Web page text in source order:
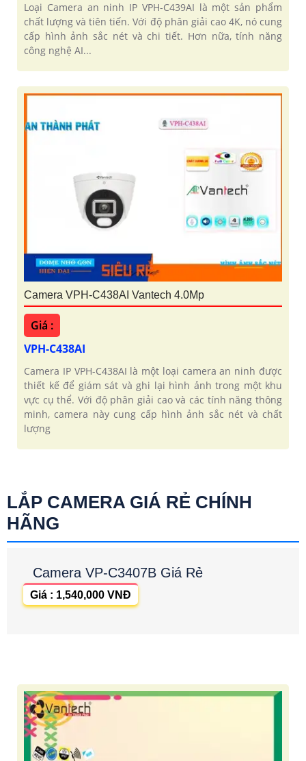
Loại Camera an ninh IP VPH-C439AI là một sản phẩm
chất lượng và tiên tiến. Với độ phân giải cao 4K, nó cung
cấp hình ảnh sắc nét và chi tiết. Hơn nữa, tính năng
công nghệ AI...
Camera VPH-C438AI Vantech 4.0Mp
Giá :
VPH-C438AI
Camera IP VPH-C438AI là một loại camera an ninh được
thiết kế để giám sát và ghi lại hình ảnh trong một khu
vực cụ thể. Với độ phân giải cao và các tính năng thông
minh, camera này cung cấp hình ảnh sắc nét và chất
lượng
LẮP CAMERA GIÁ RẺ CHÍNH
HÃNG
Camera VP-C3407B Giá Rẻ
Giá : 1,540,000 VNĐ